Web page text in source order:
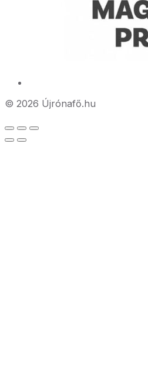
© 2026 Újrónafő.hu